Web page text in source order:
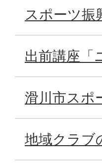
スポーツ振
出前講座「
滑川市スポ
地域クラブ